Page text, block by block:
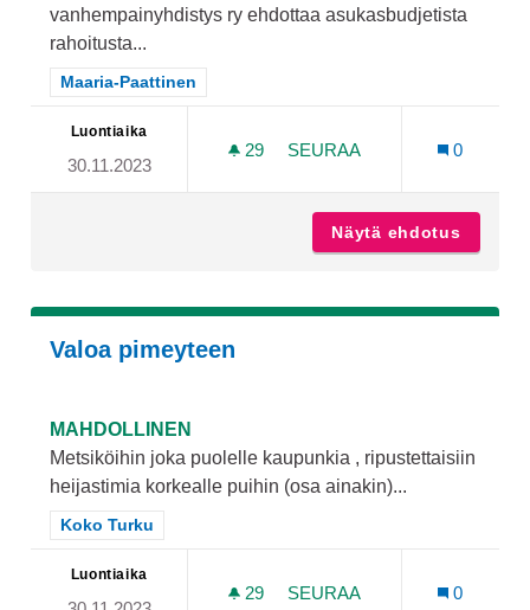
vanhempainyhdistys ry ehdottaa asukasbudjetista
rahoitusta...
Rajaa tulokset teeman mukaan: Maaria-Paattinen
Maaria-Paattinen
Luontiaika
30.11.2023
29 29 SEURAAJAA
SEURAA
0
Näytä ehdotus
Valoa pimeyteen
MAHDOLLINEN
Metsiköihin joka puolelle kaupunkia , ripustettaisiin
heijastimia korkealle puihin (osa ainakin)...
Rajaa tulokset teeman mukaan: Koko Turku
Koko Turku
Luontiaika
29 29 SEURAAJAA
SEURAA
0